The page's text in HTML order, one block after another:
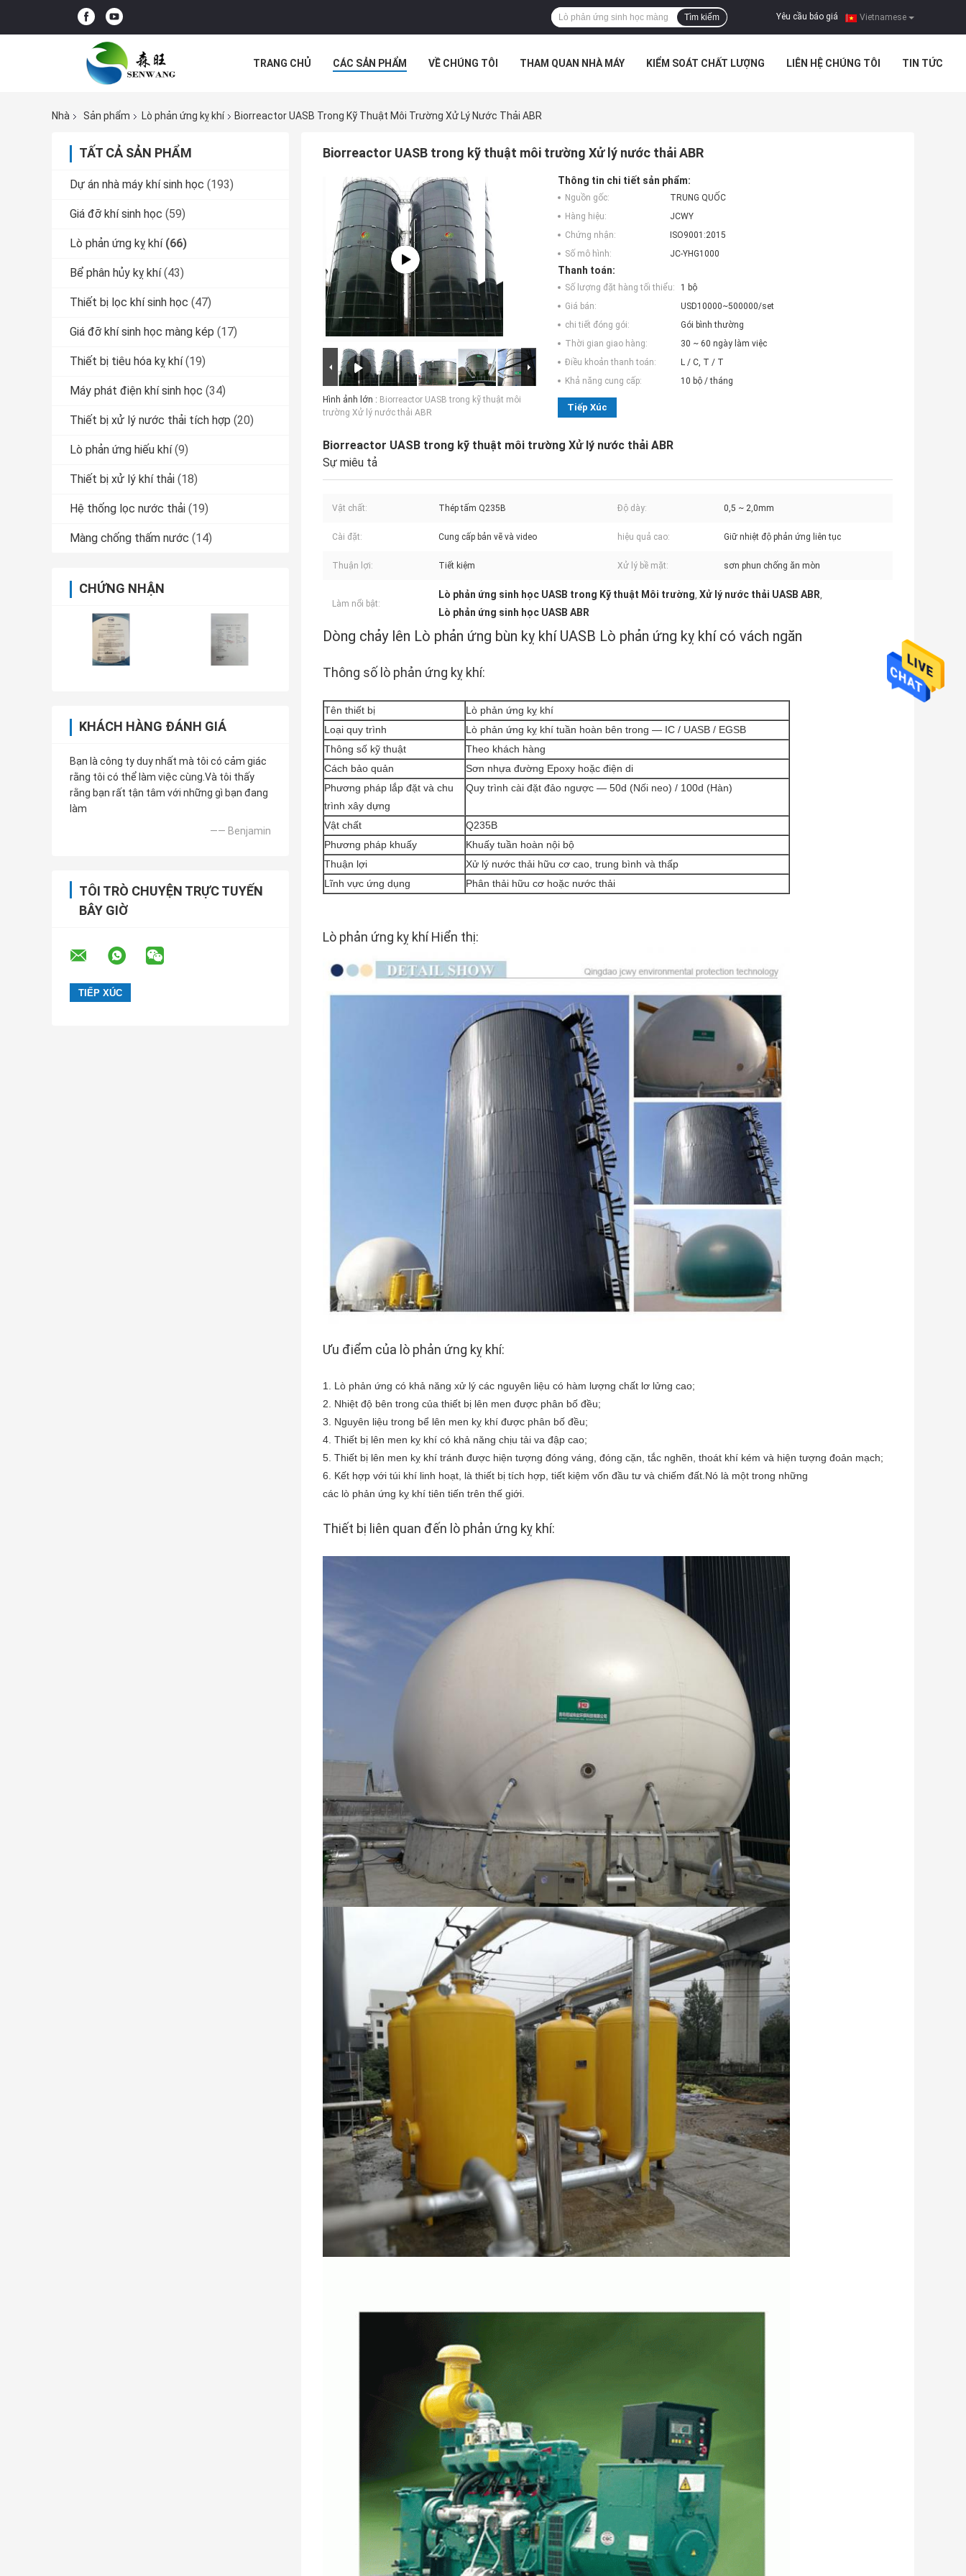
Vietnamese
Yêu cầu báo giá |
Tìm kiếm
TRANG CHỦ CÁC SẢN PHẨM VỀ CHÚNG TÔI THAM QUAN NHÀ MÁY KIỂM SOÁT CHẤT LƯỢNG LIÊN HỆ CHÚNG TÔI TIN TỨC
Nhà
Sản phẩm Lò phản ứng kỵ khí Biorreactor UASB Trong Kỹ Thuật Môi Trường Xử Lý Nước Thải ABR
TẤT CẢ SẢN PHẨM
Dự án nhà máy khí sinh học (193)
Giá đỡ khí sinh học (59)
Lò phản ứng kỵ khí (66)
Bể phân hủy kỵ khí (43)
Thiết bị lọc khí sinh học (47)
Giá đỡ khí sinh học màng kép (17)
Thiết bị tiêu hóa kỵ khí (19)
Máy phát điện khí sinh học (34)
Thiết bị xử lý nước thải tích hợp (20)
Lò phản ứng hiếu khí (9)
Thiết bị xử lý khí thải (18)
Hệ thống lọc nước thải (19)
Màng chống thấm nước (14)
CHỨNG NHẬN
KHÁCH HÀNG ĐÁNH GIÁ
Bạn là công ty duy nhất mà tôi có cảm giác
rằng tôi có thể làm việc cùng.Và tôi thấy
rằng bạn rất tận tâm với những gì bạn đang
làm
—— Benjamin
TÔI TRÒ CHUYỆN TRỰC TUYẾN
BÂY GIỜ
Biorreactor UASB trong kỹ thuật môi trường Xử lý nước thải ABR
Hình ảnh lớn : Biorreactor UASB trong kỹ thuật môi
trường Xử lý nước thải ABR
Thông tin chi tiết sản phẩm:
Nguồn gốc:
TRUNG QUỐC
Hàng hiệu:
JCWY
Chứng nhận:
ISO9001:2015
Số mô hình:
JC-YHG1000
Thanh toán:
Số lượng đặt hàng tối thiểu:
1 bộ
Giá bán:
USD10000~500000/set
chi tiết đóng gói:
Gói bình thường
Thời gian giao hàng:
30 ~ 60 ngày làm việc
Điều khoản thanh toán:
L / C, T / T
Khả năng cung cấp:
10 bộ / tháng
Tiếp Xúc
Biorreactor UASB trong kỹ thuật môi trường Xử lý nước thải ABR
Sự miêu tả
Vật chất: Thép tấm Q235B Độ dày: 0,5 ~ 2,0mm
Cài đặt: Cung cấp bản vẽ và video hiệu quả cao: Giữ nhiệt độ phản ứng liên tục
Thuận lợi: Tiết kiệm Xử lý bề mặt: sơn phun chống ăn mòn
Làm nổi bật:
Lò phản ứng sinh học UASB trong Kỹ thuật Môi trường, Xử lý nước thải UASB ABR,
Lò phản ứng sinh học UASB ABR
Dòng chảy lên Lò phản ứng bùn kỵ khí UASB Lò phản ứng kỵ khí có vách ngăn
Thông số lò phản ứng kỵ khí:
Tên thiết bị
Lò phản ứng kỵ khí
Loại quy trình
Lò phản ứng kỵ khí tuần hoàn bên trong — IC / UASB / EGSB
Thông số kỹ thuật
Theo khách hàng
Cách bảo quản
Sơn nhựa đường Epoxy hoặc điện di
Phương pháp lắp đặt và chu
trình xây dựng
Quy trình cài đặt đảo ngược — 50d (Nối neo) / 100d (Hàn)
Vật chất
Q235B
Phương pháp khuấy
Khuấy tuần hoàn nội bộ
Thuận lợi
Xử lý nước thải hữu cơ cao, trung bình và thấp
Lĩnh vực ứng dụng
Phân thải hữu cơ hoặc nước thải
Lò phản ứng kỵ khí Hiển thị:
Ưu điểm của lò phản ứng kỵ khí:
1. Lò phản ứng có khả năng xử lý các nguyên liệu có hàm lượng chất lơ lửng cao;
2. Nhiệt độ bên trong của thiết bị lên men được phân bố đều;
3. Nguyên liệu trong bể lên men kỵ khí được phân bố đều;
4. Thiết bị lên men kỵ khí có khả năng chịu tải va đập cao;
5. Thiết bị lên men kỵ khí tránh được hiện tượng đóng váng, đóng cặn, tắc nghẽn, thoát khí kém và hiện tượng đoản mạch;
6. Kết hợp với túi khí linh hoạt, là thiết bị tích hợp, tiết kiệm vốn đầu tư và chiếm đất.Nó là một trong những
các lò phản ứng kỵ khí tiên tiến trên thế giới.
Thiết bị liên quan đến lò phản ứng kỵ khí: